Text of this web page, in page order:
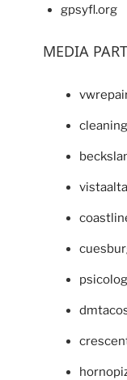
gpsyfl.org
MEDIA